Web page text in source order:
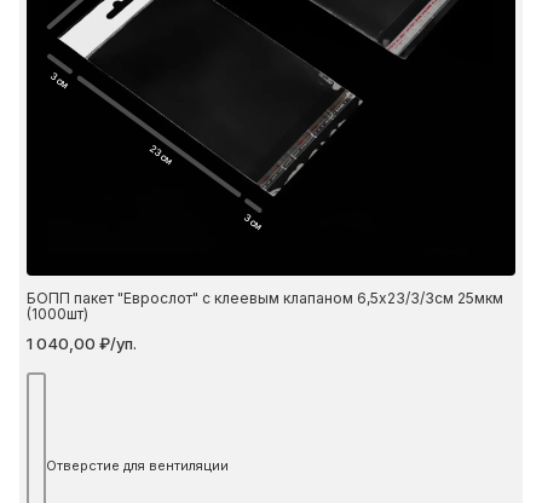
23 см
3 см
3 см
БОПП пакет "Еврослот" с клеевым клапаном 6,5х23/3/3см 25мкм
(1000шт)
1 040,00 ₽/уп.
Отверстие для вентиляции